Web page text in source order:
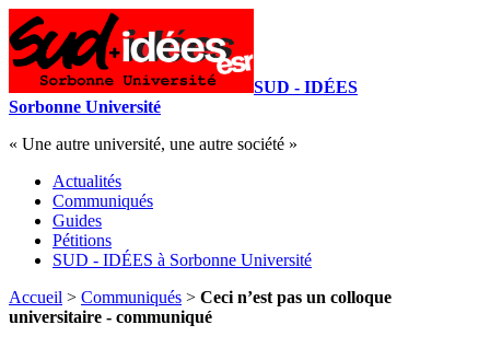
SUD - IDÉES
Sorbonne Université
« Une autre université, une autre société »
Actualités
Communiqués
Guides
Pétitions
SUD - IDÉES à Sorbonne Université
Accueil > Communiqués > Ceci n’est pas un colloque
universitaire - communiqué